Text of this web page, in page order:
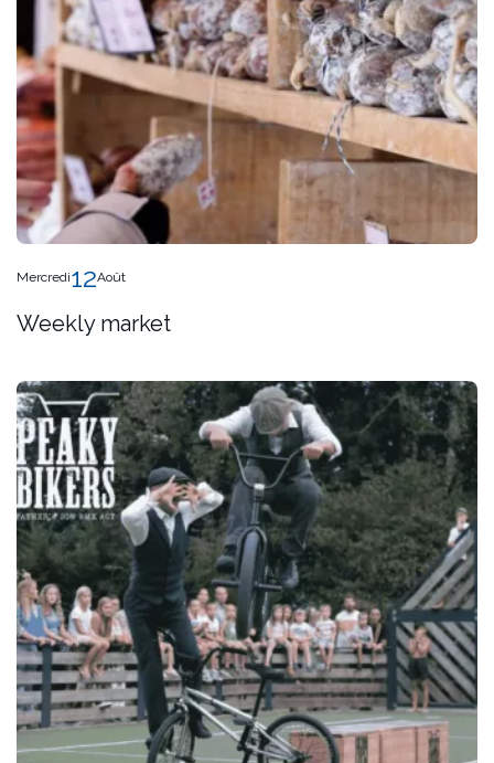
Mercredi12Août
Weekly market